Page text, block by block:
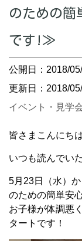
のための簡
です!≫
公開日：2018/
更新日：2018/
イベント・見学
皆さまこんにち
いつも読んでい
5月23日（水）
のための簡単安
お子様が体調悪
タートです！